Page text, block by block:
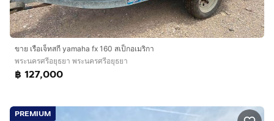
ขาย เรือเจ็ทสกี yamaha fx 160 สเป็กอเมริกา
พระนครศรีอยุธยา พระนครศรีอยุธยา
฿ 127,000
PREMIUM